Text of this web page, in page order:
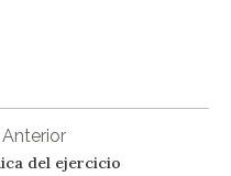
del ejercicio